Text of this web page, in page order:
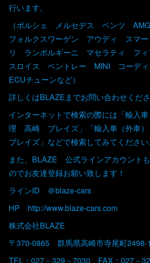
行います。
（ポルシェ メルセデス ベンツ
フォルクスワーゲン アウディ スマ
リ ランボルギーニ マセラティ フ
スロイス ベントレー MINI コーデ
ECUチューンなど）
詳しくはBLAZEまでお問い合わせくださ
インターネットで検索の際には「輸入
理 高崎 ブレイズ」「輸入車（外
ブレイズ」などで検索してみてください
また、BLAZE 公式ラインアカウント
のでお友達登録お願い致します！
ラインID ＠blaze-cars
HP http://www.blaze-cars.com
株式会社BLAZE
〒370-0865 群馬県高崎市寺尾町2498-1
TEL：027－329－7030 FAX：027－